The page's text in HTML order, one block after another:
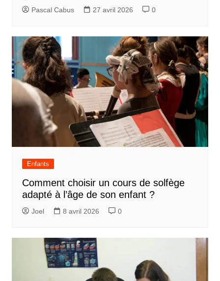
Pascal Cabus 27 avril 2026 0
Enfants
Comment choisir un cours de solfège
adapté à l’âge de son enfant ?
Joel 8 avril 2026 0